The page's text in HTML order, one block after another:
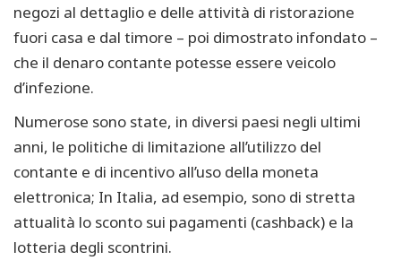
negozi al dettaglio e delle attività di ristorazione
fuori casa e dal timore – poi dimostrato infondato –
che il denaro contante potesse essere veicolo
d’infezione.
Numerose sono state, in diversi paesi negli ultimi
anni, le politiche di limitazione all’utilizzo del
contante e di incentivo all’uso della moneta
elettronica; In Italia, ad esempio, sono di stretta
attualità lo sconto sui pagamenti (cashback) e la
lotteria degli scontrini.